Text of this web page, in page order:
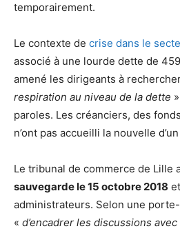
temporairement.
Le contexte de crise dans le
associé à une lourde dette de
amené les dirigeants à
respiration au niveau de la dette
paroles. Les créanciers, des
n’ont pas accueilli la nouvelle
Le tribunal de commerce de Lille
sauvegarde le 15 octobre 2018
administrateurs. Selon une
« d’encadrer les discussions